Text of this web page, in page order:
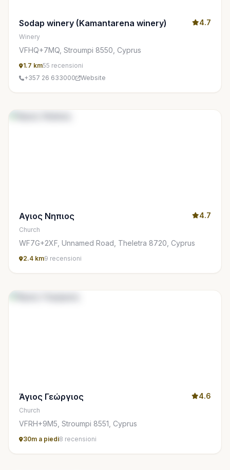
Sodap winery (Kamantarena winery) 4.7
Winery
VFHQ+7MQ, Stroumpi 8550, Cyprus
1.7 km55 recensioni
+357 26 633000
Website
Αγιος Νηπιος 4.7
Church
WF7G+2XF, Unnamed Road, Theletra 8720, Cyprus
2.4 km9 recensioni
Άγιος Γεώργιος 4.6
Church
VFRH+9M5, Stroumpi 8551, Cyprus
30m a piedi8 recensioni